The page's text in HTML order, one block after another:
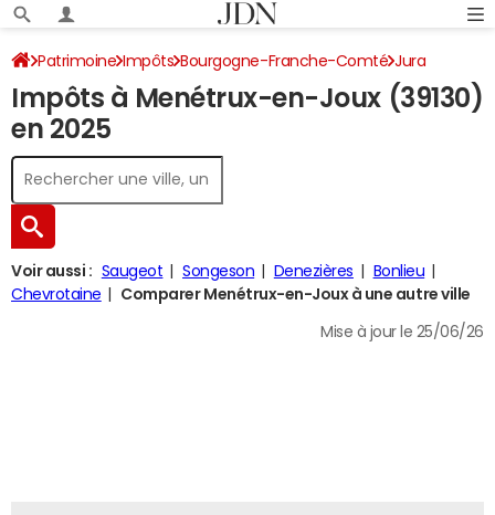
Patrimoine Impôts Bourgogne-Franche-Comté Jura
Menétrux-en-Joux Impôt sur le revenu
Impôts à Menétrux-en-Joux (39130)
en 2025
Voir aussi : Saugeot Songeson Denezières
Bonlieu
Chevrotaine
Comparer Menétrux-en-Joux à une autre ville
Mise à jour le 25/06/26